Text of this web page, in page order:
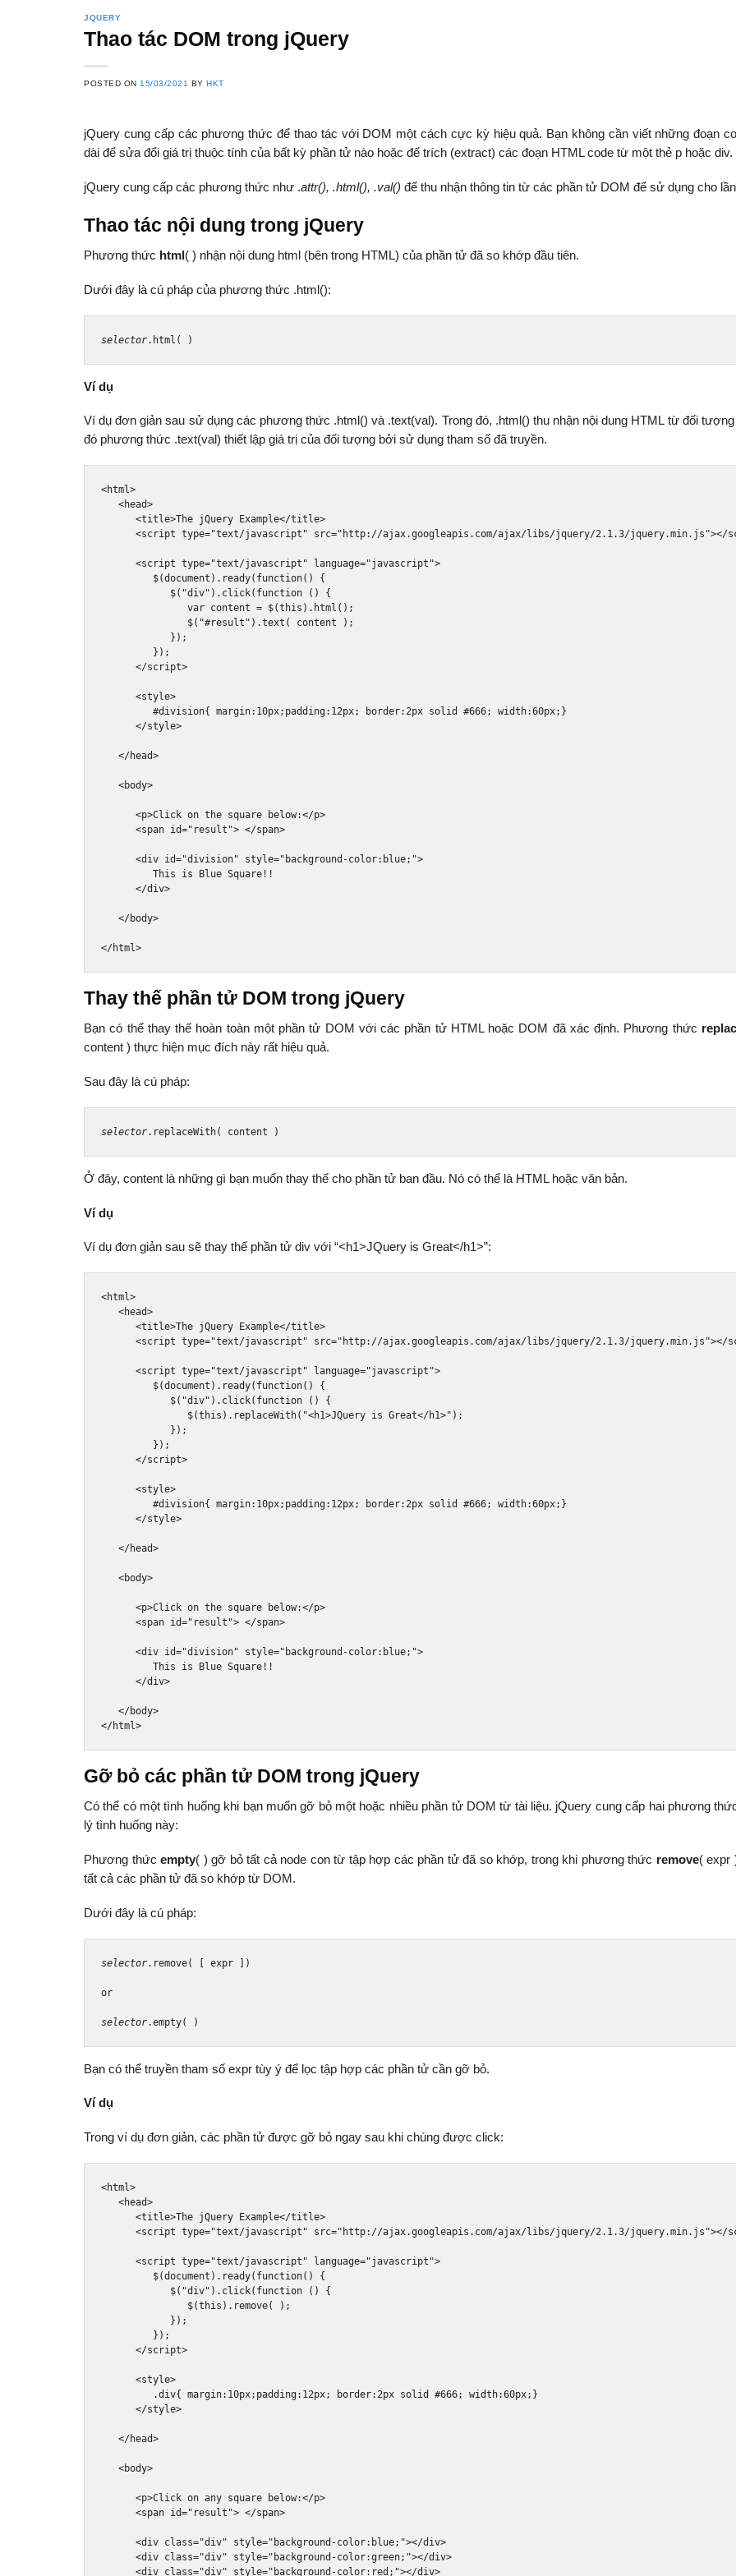
JQUERY
Thao tác DOM trong jQuery
POSTED ON 15/03/2021 BYHKT
jQuery cung cấp các phương thức để thao tác với DOM một cách cực kỳ hiệu quả. Bạn không cần viết những đoạn
dài để sửa đổi giá trị thuộc tính của bất kỳ phần tử nào hoặc để trích (extract) các đoạn HTML code từ một thẻ p hoặc div.
jQuery cung cấp các phương thức như .attr(), .html(), .val() để thu nhận thông tin từ các phần tử DOM để sử dụng cho
Thao tác nội dung trong jQuery
Phương thức html ( ) nhận nội dung html (bên trong HTML) của phần tử đã so khớp đầu tiên.
Dưới đây là cú pháp của phương thức .html():
selector. html ( )
Ví dụ
Ví dụ đơn giản sau sử dụng các phương thức .html() và .text(val). Trong đó, .html() thu nhận nội dung HTML từ đối
đó phương thức .text(val) thiết lập giá trị của đối tượng bởi sử dụng tham số đã truyền.
<html>
<head>
<title>The jQuery Example</title>
<script type="text/javascript" src="http://ajax.googleapis.com/ajax/libs/jquery/2.1.3/jquery.min.js"></
<script type="text/javascript" language="javascript">
         $
(document ). ready( function()
{
            $
( "div" ). click( function ()
{
var content = $(this ). html ();
               $
( "#result" ).text ( content
);
});
});
</script>
<style>
#division{ margin:10px;padding:12px; border:2px solid #666; width:60px;}
</style>
</head>
<body>
<p>Click on the square below:</p>
<span id="result"> </span>
<div id="division" style=" background -color: blue; ">
         This is Blue Square!!
</div>
</body>
</html>
Thay thế phần tử DOM trong jQuery
Bạn có thể thay thế hoàn toàn một phần tử DOM với các phần tử HTML hoặc DOM đã xác định. Phương thức
content ) thực hiện mục đích này rất hiệu quả.
Sau đây là cú pháp:
selector. replaceWith( content )
Ở đây, content là những gì bạn muốn thay thế cho phần tử ban đầu. Nó có thể là HTML hoặc văn bản.
Ví dụ
Ví dụ đơn giản sau sẽ thay thế phần tử div với “<h1>JQuery is Great</h1>”:
<html>
<head>
<title>The jQuery Example</title>
<script type="text/javascript" src="http://ajax.googleapis.com/ajax/libs/jquery/2.1.3/jquery.min.js"></
<script type="text/javascript" language="javascript">
         $
(document ). ready( function()
{
            $
( "div" ). click( function ()
{
               $
(this ). replaceWith( "<h1>JQuery is Great</h1>" );
});
});
</script>
<style>
#division{ margin:10px;padding:12px; border:2px solid #666; width:60px;}
</style>
</head>
<body>
<p>Click on the square below:</p>
<span id="result"> </span>
<div id="division" style=" background -color: blue; ">
         This is Blue Square!!
</div>
</body>
</html>
Gỡ bỏ các phần tử DOM trong jQuery
Có thể có một tình huống khi bạn muốn gỡ bỏ một hoặc nhiều phần tử DOM từ tài liệu. jQuery cung cấp hai phương
lý tình huống này:
Phương thứcempty( ) gỡ bỏ tất cả node con từ tập hợp các phần tử đã so khớp, trong khi phương thức remove( expr
tất cả các phần tử đã so khớp từ DOM.
Dưới đây là cú pháp:
selector. remove( expr ])
or
selector.empty( )
Bạn có thể truyền tham số expr tùy ý để lọc tập hợp các phần tử cần gỡ bỏ.
Ví dụ
Trong ví dụ đơn giản, các phần tử được gỡ bỏ ngay sau khi chúng được click:
<html>
<head>
<title>The jQuery Example</title>
<script type="text/javascript" src="http://ajax.googleapis.com/ajax/libs/jquery/2.1.3/jquery.min.js"></
<script type="text/javascript" language="javascript">
         $
(document ). ready( function()
{
            $
( "div" ). click( function ()
{
               $
(this ). remove(
);
});
});
</script>
<style>
.div{ margin: 10px; padding: 12px; border:2px solid #666; width:60px;}
</style>
</head>
<body>
<p>Click on any square below:</p>
<span id="result"> </span>
<div class="div" style=" background -color: blue; "></div>
<div class="div" style=" background -color:green; "></div>
<div class="div" style=" background -color: red ; "></div>